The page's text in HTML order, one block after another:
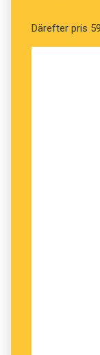
Därefter pris